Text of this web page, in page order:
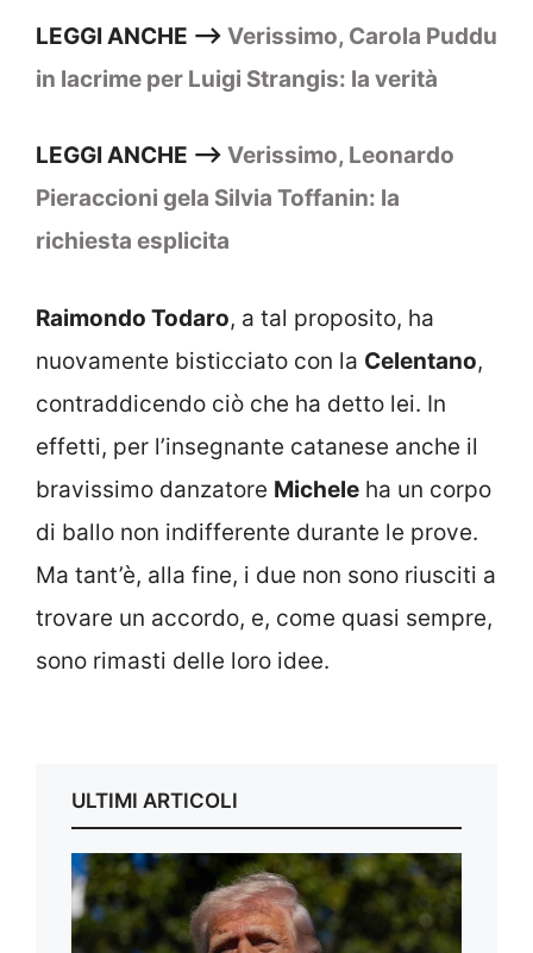
LEGGI ANCHE –> Verissimo, Carola Puddu
in lacrime per Luigi Strangis: la verità
LEGGI ANCHE –> Verissimo, Leonardo
Pieraccioni gela Silvia Toffanin: la
richiesta esplicita
Raimondo Todaro, a tal proposito, ha
nuovamente bisticciato con la Celentano,
contraddicendo ciò che ha detto lei. In
effetti, per l’insegnante catanese anche il
bravissimo danzatore Michele ha un corpo
di ballo non indifferente durante le prove.
Ma tant’è, alla fine, i due non sono riusciti a
trovare un accordo, e, come quasi sempre,
sono rimasti delle loro idee.
ULTIMI ARTICOLI